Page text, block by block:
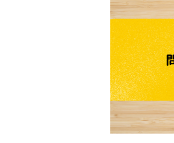
ス
｜
宮
城
vs
北
海
道
vs
熊
本
カ
レ
ー
う
ど
ん」
は
何？
お
取
り